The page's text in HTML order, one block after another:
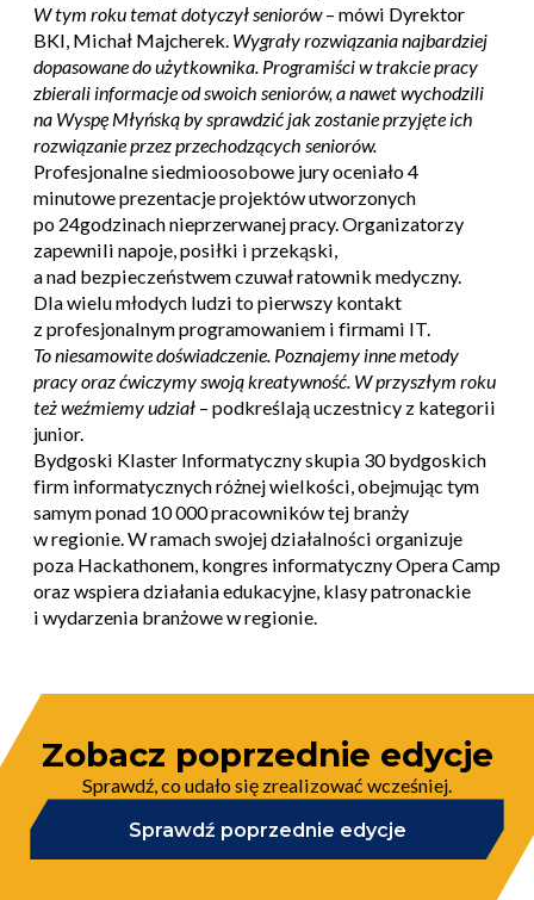
W tym roku temat dotyczył seniorów– mówi Dyrektor
BKI, Michał Majcherek. Wygrały rozwiązania najbardziej
dopasowane do użytkownika. Programiści w trakcie pracy
zbierali informacje od swoich seniorów, a nawet wychodzili
na Wyspę Młyńską by sprawdzić jak zostanie przyjęte ich
rozwiązanie przez przechodzących seniorów.
Profesjonalne siedmioosobowe jury oceniało 4
minutowe prezentacje projektów utworzonych
po 24godzinach nieprzerwanej pracy. Organizatorzy
zapewnili napoje, posiłki i przekąski,
a nad bezpieczeństwem czuwał ratownik medyczny.
Dla wielu młodych ludzi to pierwszy kontakt
z profesjonalnym programowaniem i firmami IT.
To niesamowite doświadczenie. Poznajemy inne metody
pracy oraz ćwiczymy swoją kreatywność. W przyszłym roku
też weźmiemy udział– podkreślają uczestnicy z kategorii
junior.
Bydgoski Klaster Informatyczny skupia 30 bydgoskich
firm informatycznych różnej wielkości, obejmując tym
samym ponad 10 000 pracowników tej branży
w regionie. W ramach swojej działalności organizuje
poza Hackathonem, kongres informatyczny Opera Camp
oraz wspiera działania edukacyjne, klasy patronackie
i wydarzenia branżowe w regionie.
Zobacz poprzednie edycje
Sprawdź, co udało się zrealizować wcześniej.
Sprawdź poprzednie edycje